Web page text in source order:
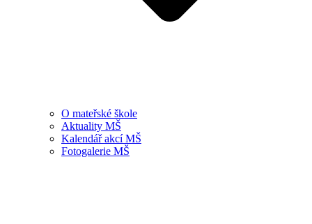
O mateřské škole
Aktuality MŠ
Kalendář akcí MŠ
Fotogalerie MŠ